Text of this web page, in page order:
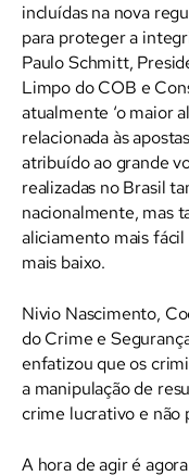
incluídas na nova
para proteger a
Paulo Schmitt,
Limpo do COB e
atualmente ‘o maior
relacionada às
atribuído ao grande
realizadas no Brasil
nacionalmente, mas
aliciamento mais fácil
mais baixo.
Nivio Nascimento,
do Crime e
enfatizou que os
a manipulação de
crime lucrativo e não
A hora de agir é